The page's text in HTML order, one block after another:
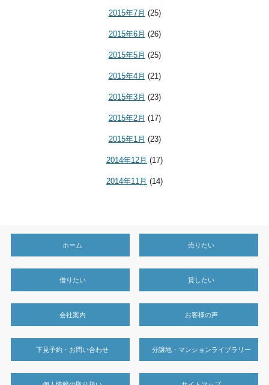
2015年7月 (25)
2015年6月 (26)
2015年5月 (25)
2015年4月 (21)
2015年3月 (23)
2015年2月 (17)
2015年1月 (23)
2014年12月 (17)
2014年11月 (14)
ホーム 売りたい
借りたい 貸したい
会社案内 お客様の声
下見予約・お問い合わせ 分譲地・マンションライブラリー